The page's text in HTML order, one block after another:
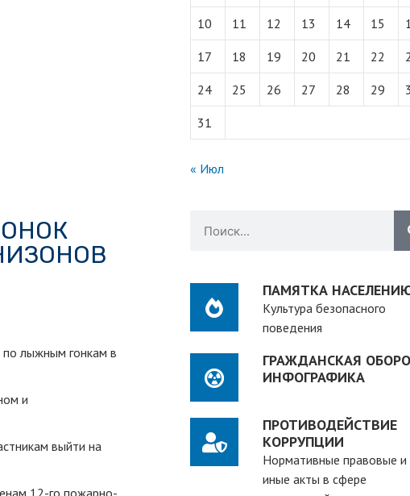
по лыжным гонкам в
и
выйти на
12-го пожарно-
10 11 12 13 14 15
17 18 19 20 21 22
24 25 26 27 28 29
31
« Июл
ПАМЯТКА
Культура безопасного
поведения
ГРАЖДАНСКАЯ
ИНФОГРАФИКА
ПРОТИВОДЕЙСТВИЕ
КОРРУПЦИИ
Нормативные правовые и
иные акты в сфере